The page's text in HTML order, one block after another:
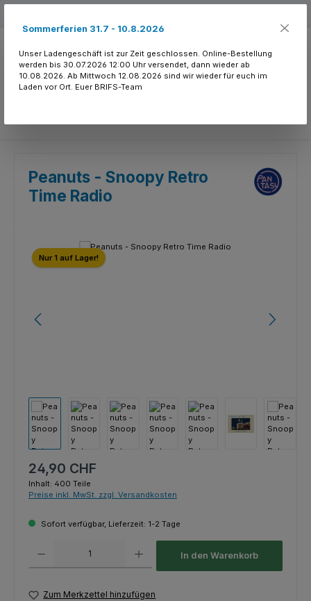
Peanuts - Snoopy Retro
Time Radio
Bildergalerie überspringen
Nur 1 auf Lager!
Regulärer Preis:
24,90 CHF
Inhalt: 400 Teile
Preise inkl. MwSt. zzgl. Versandkosten
Sofort verfügbar, Lieferzeit: 1-2 Tage
In den Warenkorb
Zum Merkzettel hinzufügen
Sommerferien 31.7 - 10.8.2026
Unser Ladengeschäft ist zur Zeit geschlossen. Online-Bestellung
werden bis 30.07.2026 12:00 Uhr versendet, dann wieder ab
10.08.2026. Ab Mittwoch 12.08.2026 sind wir wieder für euch im
Laden vor Ort. Euer BRIFS-Team